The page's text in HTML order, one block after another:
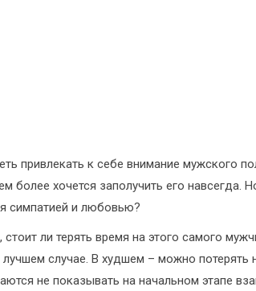
привлекать к себе внимание мужского
более хочется заполучить его навсегда.
симпатией и любовью?
ли терять время на этого самого
случае. В худшем – можно потерять
не показывать на начальном этапе